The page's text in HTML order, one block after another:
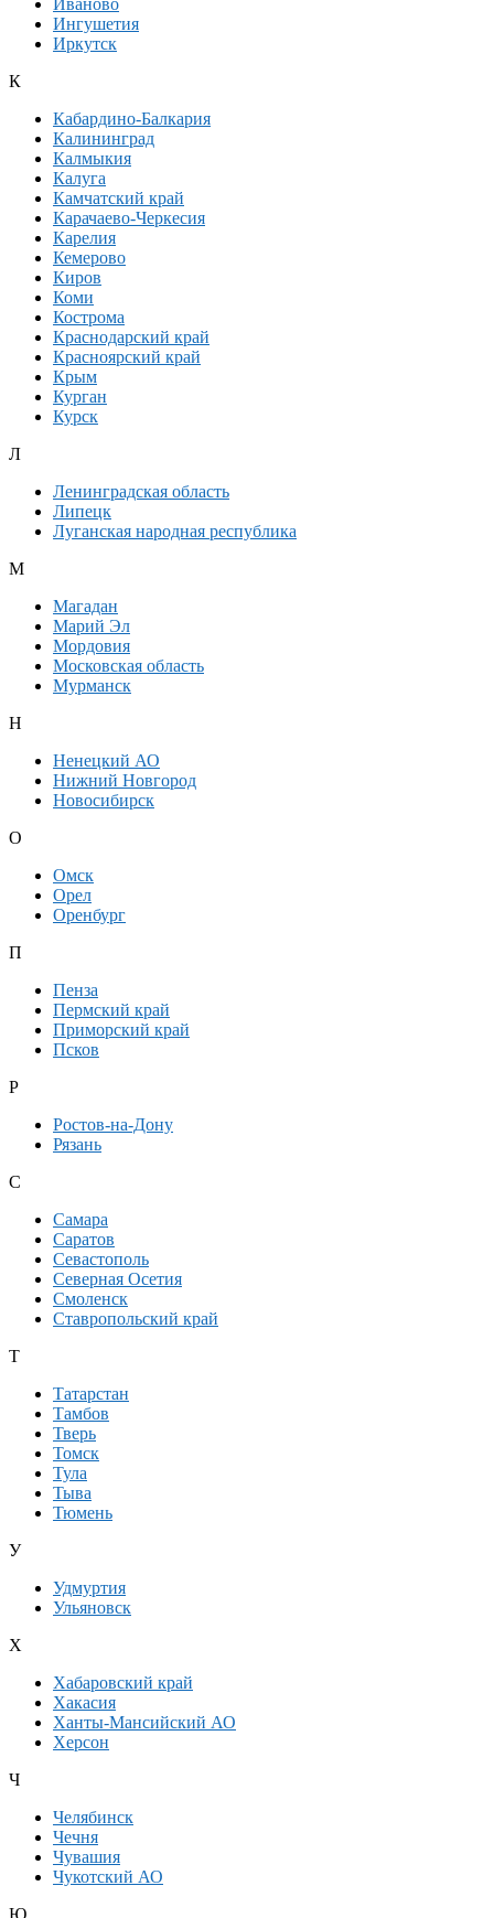
Иваново
Ингушетия
Иркутск
К
Кабардино-Балкария
Калининград
Калмыкия
Калуга
Камчатский край
Карачаево-Черкесия
Карелия
Кемерово
Киров
Коми
Кострома
Краснодарский край
Красноярский край
Крым
Курган
Курск
Л
Ленинградская область
Липецк
Луганская народная республика
М
Магадан
Марий Эл
Мордовия
Московская область
Мурманск
Н
Ненецкий АО
Нижний Новгород
Новосибирск
О
Омск
Орел
Оренбург
П
Пенза
Пермский край
Приморский край
Псков
Р
Ростов-на-Дону
Рязань
С
Самара
Саратов
Севастополь
Северная Осетия
Смоленск
Ставропольский край
Т
Татарстан
Тамбов
Тверь
Томск
Тула
Тыва
Тюмень
У
Удмуртия
Ульяновск
Х
Хабаровский край
Хакасия
Ханты-Мансийский АО
Херсон
Ч
Челябинск
Чечня
Чувашия
Чукотский АО